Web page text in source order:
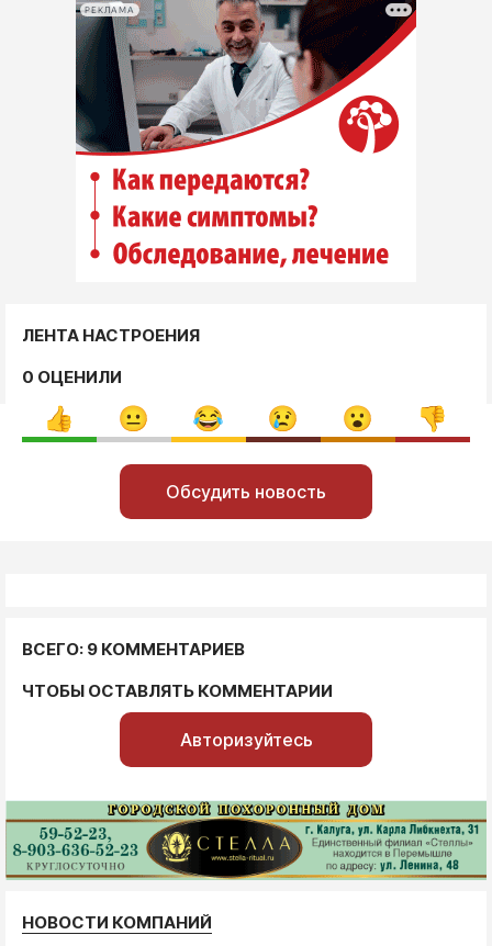
РЕКЛАМА
ЛЕНТА НАСТРОЕНИЯ
0 ОЦЕНИЛИ
Обсудить новость
ВСЕГО: 9 КОММЕНТАРИЕВ
ЧТОБЫ ОСТАВЛЯТЬ КОММЕНТАРИИ
Авторизуйтесь
НОВОСТИ КОМПАНИЙ